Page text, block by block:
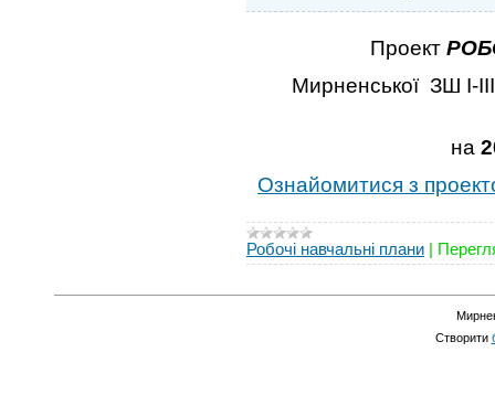
Проект
Мирненської ЗШ І-
на
Ознайомитися з
Робочі навчальні плани |
Створити